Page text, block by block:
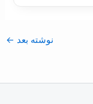
نوشته بعد ←